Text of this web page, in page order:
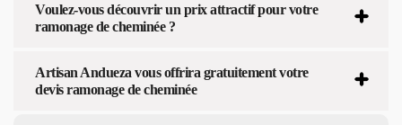
Voulez-vous découvrir un prix attractif pour votre
ramonage de cheminée ?
Artisan Andueza vous offrira gratuitement votre
devis ramonage de cheminée